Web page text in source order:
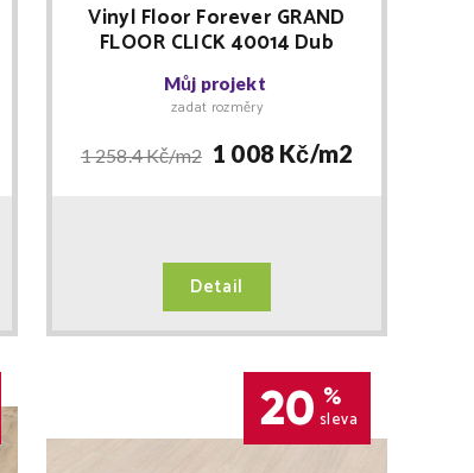
Vinyl Floor Forever GRAND
FLOOR CLICK 40014 Dub
Hedvábný RIGID + lišta
ZDARMA
Můj projekt
zadat rozměry
1 258.4 Kč/m2 1 008 Kč/m2
Detail
20 %
sleva